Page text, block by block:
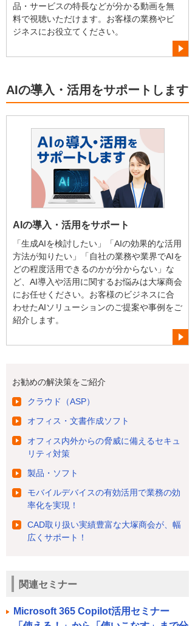
品・サービスの特長などが分かる動画を無
料で視聴いただけます。お客様の業務やビ
ジネスにお役立てください。
AIの導入・活用をサポートします
AIの導入・活用をサポート
「生成AIを検討したい」「AIの効果的な活用
方法が知りたい」「自社の業務や業界でAIを
どの程度活用できるのかが分からない」な
ど、AI導入や活用に関するお悩みは大塚商会
にお任せください。お客様のビジネスに合
わせたAIソリューションのご提案や事例をご
紹介します。
お勧めの解決策をご紹介
クラウド（ASP）
オフィス・文書作成ソフト
オフィス内外からの脅威に備えるセキュ
リティ対策
製品・ソフト
モバイルデバイスの有効活用で業務の効
率化を実現！
CAD取り扱い実績豊富な大塚商会が、幅
広くサポート！
関連セミナー
Microsoft 365 Copilot活用セミナー